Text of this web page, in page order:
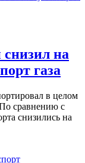
на
газа
в целом
сравнению с
снизились на